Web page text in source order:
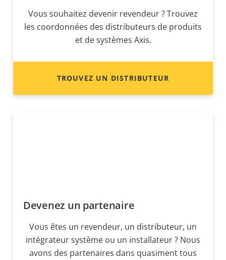
Vous souhaitez devenir revendeur ? Trouvez
les coordonnées des distributeurs de produits
et de systèmes Axis.
TROUVEZ UN DISTRIBUTEUR
Devenez un partenaire
Vous êtes un revendeur, un distributeur, un
intégrateur système ou un installateur ? Nous
avons des partenaires dans quasiment tous